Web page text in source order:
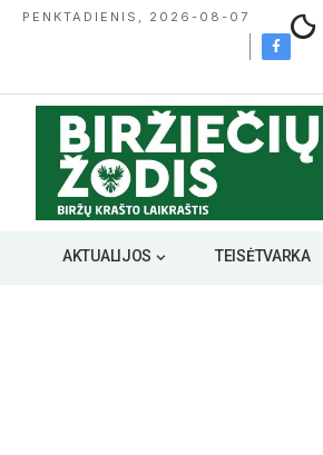
PENKTADIENIS, 2026-08-07
AKTUALIJOS TEISĖTVARKA